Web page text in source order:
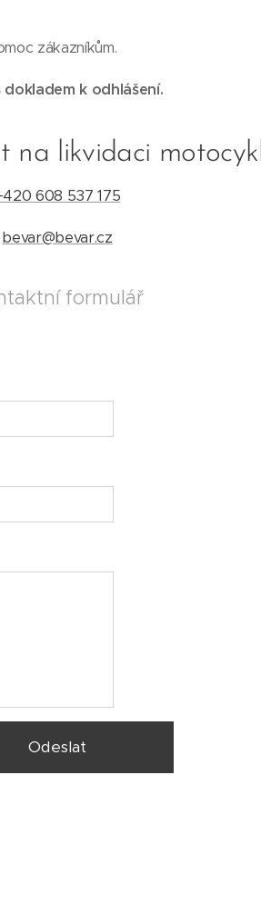
zákazníkům.
k odhlášení.
na likvidaci
608 537 175
bevar@bevar.cz
formulář
Odeslat